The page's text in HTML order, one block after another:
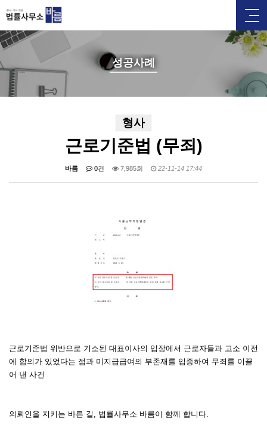
성공사례
형사
근로기준법 (무죄)
바름 0건 7,985회 22-11-14 17:44
근로기준법 위반으로 기소된 대표이사의 입장에서 근로자들과 고소 이전
에 합의가 있었다는 점과 미지급급여의 부존재를 입증하여 무죄를 이끌
어 낸 사건
의뢰인을 지키는 바른 길, 법률사무소 바름이 함께 합니다.